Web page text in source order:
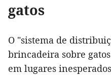
gatos
O "sistema de
brincadeira sobre
em lugares